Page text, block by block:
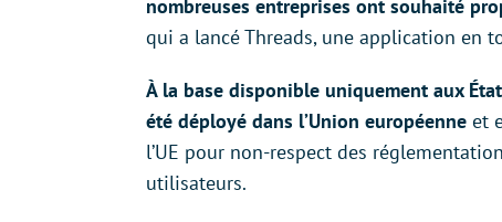
nombreuses entreprises ont souhaité
qui a lancé Threads, une application en
À la base disponible uniquement aux
été déployé dans l’Union européenne et
l’UE pour non-respect des
utilisateurs.